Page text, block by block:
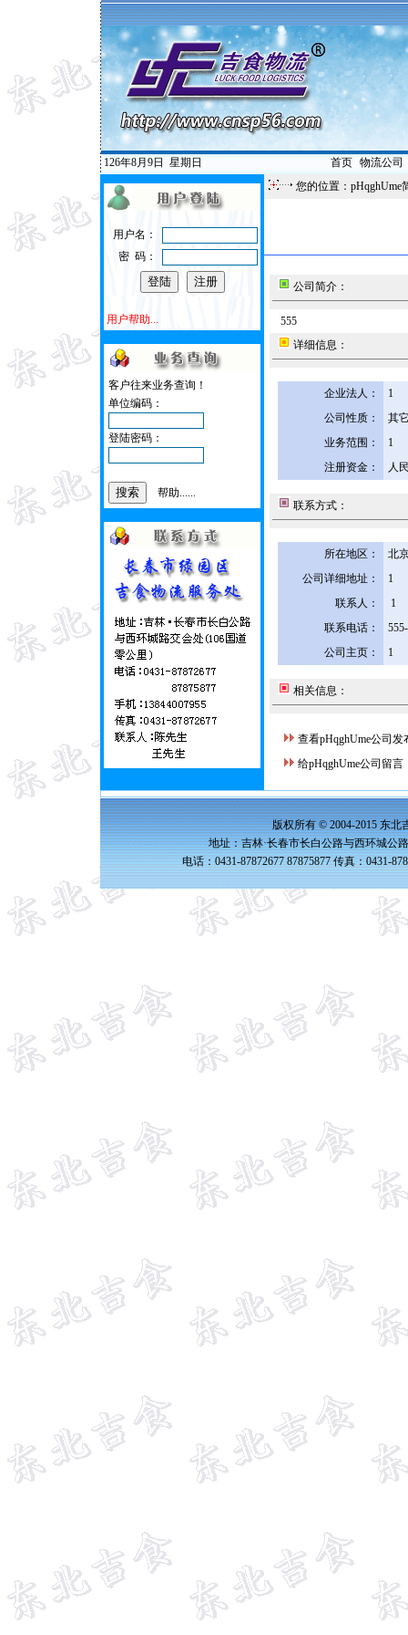
126年8月9日 星期日 首页| 物流公司
用户名：
密 码：
用户帮助...
客户往来业务查询！
单位编码：
登陆密码：
帮助......
您的位置：pHqghUme
公司简介：
555
详细信息：
企业法人：
1
公司性质：
其
业务范围：
1
注册资金：
人
联系方式：
所在地区：
北
公司详细地址：
1
联系人：
1
联系电话：
公司主页：
1
相关信息：
查看pHqghUme公司发
给pHqghUme公司留言
版权所有 © 2004-2015 东北
地址：吉林·长春市长白公路与西环城公
电话：0431-87872677 87875877 传真：0431-